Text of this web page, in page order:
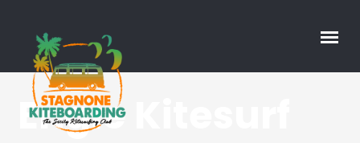
Engie Kitesurf